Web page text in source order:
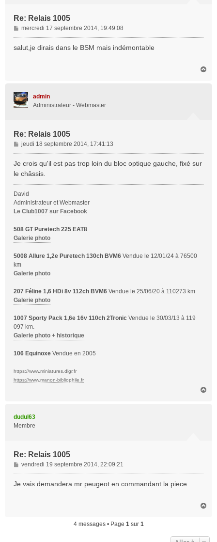
Re: Relais 1005
M
e
s
mercredi 17 septembre 2014, 19:49:08
salut,je dirais dans le BSM mais indémontable
admin
Administrateur - Webmaster
Re: Relais 1005
M
e
s
e
jeudi 18 septembre 2014, 17:41:13
Je crois qu'il est pas trop loin du bloc optique gauche, fixé sur
le châssis.
David
Administrateur et Webmaster
Le Club1007 sur Facebook
508 GT Puretech 225 EAT8
Galerie photo
5008 Allure 1,2e Puretech 130ch BVM6 Vendue le 12/01/24 à 76500
km
Galerie photo
207 Féline 1,6 HDi 8v 112ch BVM6 Vendue le 25/06/20 à 110273 km
Galerie photo
1007 Sporty Pack 1,6e 16v 110ch 2Tronic Vendue le 30/03/13 à 119
097 km.
Galerie photo + historique
106 Equinoxe Vendue en 2005
https://www.miniatures.dlgr.fr
https://www.manon-bibliophile.fr
dudul63
Membre
Re: Relais 1005
M
e
s
vendredi 19 septembre 2014, 22:09:21
Je vais demandera mr peugeot en commandant la piece
4 messages • Page 1sur 1